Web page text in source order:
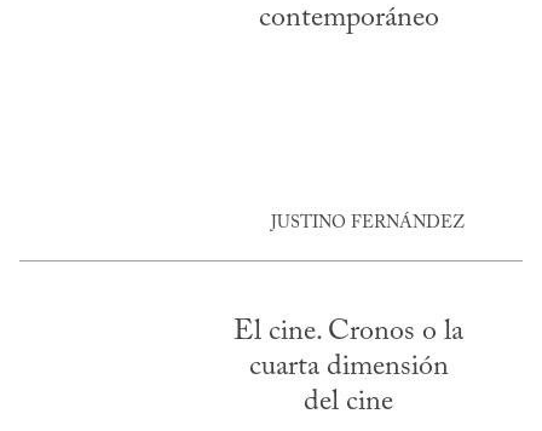
contemporáneo
JUSTINO FERNÁNDEZ
El cine. Cronos o la
cuarta dimensión
del cine